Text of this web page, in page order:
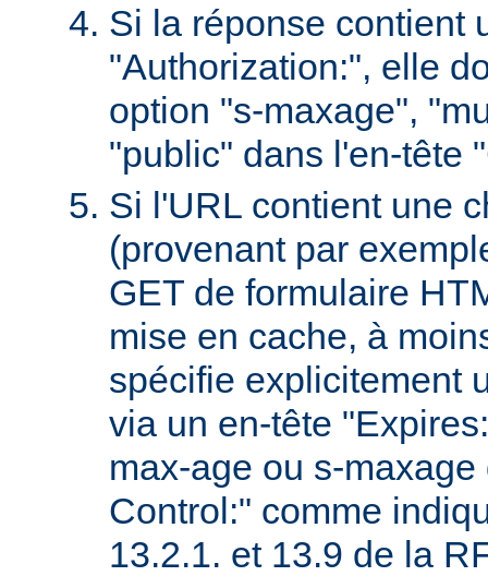
Si la réponse contient
"Authorization:", elle
option "s-maxage",
"public" dans l'en-tête
Si l'URL contient une
(provenant par
GET de formulaire
mise en cache, à
spécifie explicitement
via un en-tête
max-age ou s-
Control:" comme
13.2.1. et 13.9 de la